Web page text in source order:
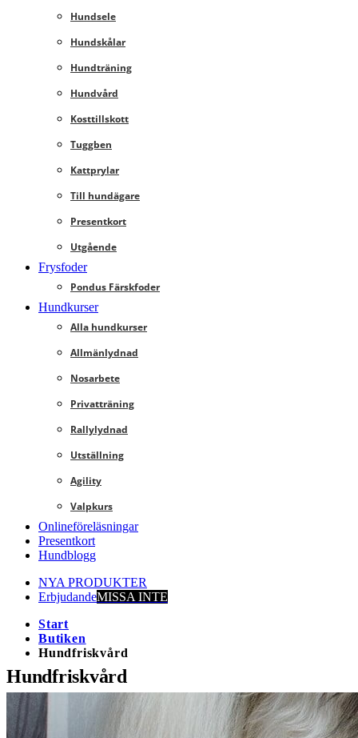
Hundsele
Hundskålar
Hundträning
Hundvård
Kosttillskott
Tuggben
Kattprylar
Till hundägare
Presentkort
Utgående
Frysfoder
Pondus Färskfoder
Hundkurser
Alla hundkurser
Allmänlydnad
Nosarbete
Privatträning
Rallylydnad
Utställning
Agility
Valpkurs
Onlineföreläsningar
Presentkort
Hundblogg
NYA PRODUKTER
ErbjudandeMISSA INTE
Start
Butiken
Hundfriskvård
Hundfriskvård